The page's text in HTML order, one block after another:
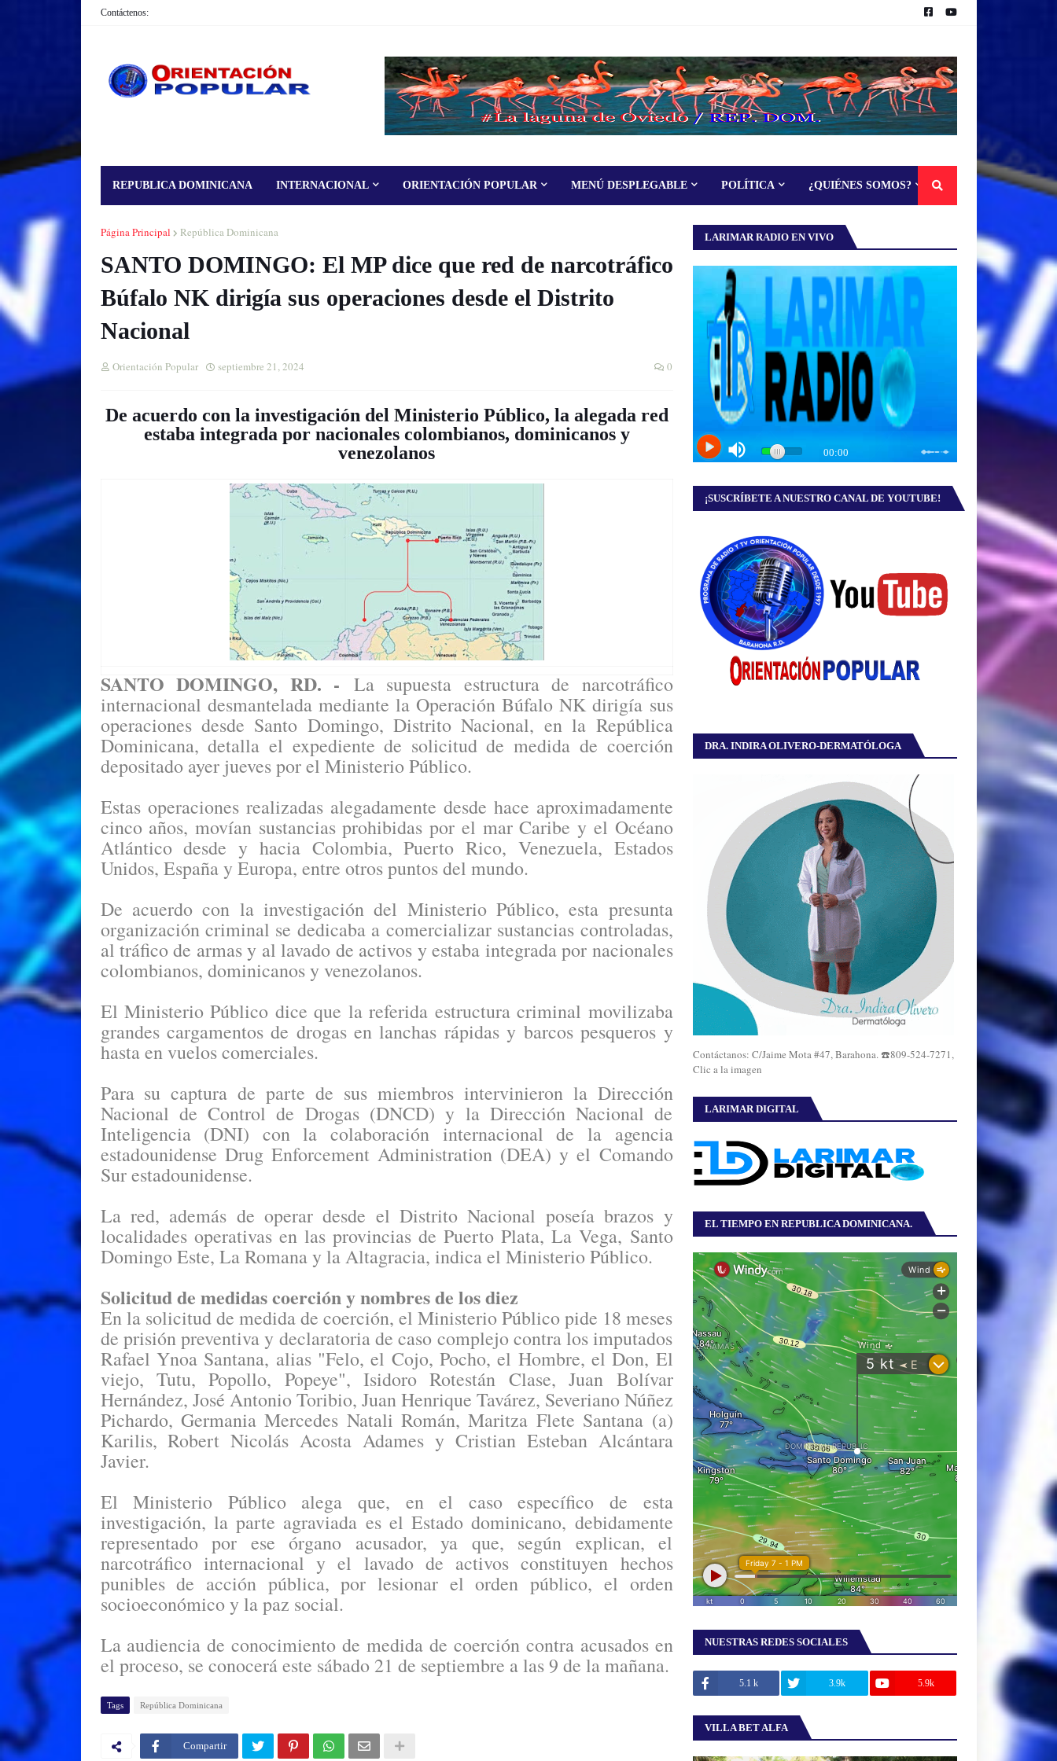
Contáctenos:
REPUBLICA DOMINICANA INTERNACIONAL ORIENTACIÓN POPULAR MENÚ DESPLEGABLE POLÍTICA ¿QUIÉNES SOMOS?
Página Principal República Dominicana
SANTO DOMINGO: El MP dice que red de narcotráfico
Búfalo NK dirigía sus operaciones desde el Distrito
Nacional
Orientación Popular septiembre 21, 2024 0
De acuerdo con la investigación del Ministerio Público, la alegada red
estaba integrada por nacionales colombianos, dominicanos y
venezolanos
SANTO DOMINGO, RD. - La supuesta estructura de narcotráfico
internacional desmantelada mediante la Operación Búfalo NK dirigía sus
operaciones desde Santo Domingo, Distrito Nacional, en la República
Dominicana, detalla el expediente de solicitud de medida de coerción
depositado ayer jueves por el Ministerio Público.
Estas operaciones realizadas alegadamente desde hace aproximadamente
cinco años, movían sustancias prohibidas por el mar Caribe y el Océano
Atlántico desde y hacia Colombia, Puerto Rico, Venezuela, Estados
Unidos, España y Europa, entre otros puntos del mundo.
De acuerdo con la investigación del Ministerio Público, esta presunta
organización criminal se dedicaba a comercializar sustancias controladas,
al tráfico de armas y al lavado de activos y estaba integrada por nacionales
colombianos, dominicanos y venezolanos.
El Ministerio Público dice que la referida estructura criminal movilizaba
grandes cargamentos de drogas en lanchas rápidas y barcos pesqueros y
hasta en vuelos comerciales.
Para su captura de parte de sus miembros intervinieron la Dirección
Nacional de Control de Drogas (DNCD) y la Dirección Nacional de
Inteligencia (DNI) con la colaboración internacional de la agencia
estadounidense Drug Enforcement Administration (DEA) y el Comando
Sur estadounidense.
La red, además de operar desde el Distrito Nacional poseía brazos y
localidades operativas en las provincias de Puerto Plata, La Vega, Santo
Domingo Este, La Romana y la Altagracia, indica el Ministerio Público.
Solicitud de medidas coerción y nombres de los diez
En la solicitud de medida de coerción, el Ministerio Público pide 18 meses
de prisión preventiva y declaratoria de caso complejo contra los imputados
Rafael Ynoa Santana, alias "Felo, el Cojo, Pocho, el Hombre, el Don, El
viejo, Tutu, Popollo, Popeye", Isidoro Rotestán Clase, Juan Bolívar
Hernández, José Antonio Toribio, Juan Henrique Tavárez, Severiano Núñez
Pichardo, Germania Mercedes Natali Román, Maritza Flete Santana (a)
Karilis, Robert Nicolás Acosta Adames y Cristian Esteban Alcántara
Javier.
El Ministerio Público alega que, en el caso específico de esta
investigación, la parte agraviada es el Estado dominicano, debidamente
representado por ese órgano acusador, ya que, según explican, el
narcotráfico internacional y el lavado de activos constituyen hechos
punibles de acción pública, por lesionar el orden público, el orden
socioeconómico y la paz social.
La audiencia de conocimiento de medida de coerción contra acusados en
el proceso, se conocerá este sábado 21 de septiembre a las 9 de la mañana.
Tags República Dominicana
Compartir
LARIMAR RADIO EN VIVO
¡SUSCRÍBETE A NUESTRO CANAL DE YOUTUBE!
DRA. INDIRA OLIVERO-DERMATÓLOGA
Contáctanos: C/Jaime Mota #47, Barahona. ☎️809-524-7271,
Clic a la imagen
LARIMAR DIGITAL
EL TIEMPO EN REPUBLICA DOMINICANA.
NUESTRAS REDES SOCIALES
5.1 k 3.9k 5.9k
VILLA BET ALFA